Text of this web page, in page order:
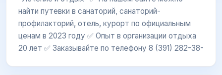
найти путевки в санаторий, санаторий-
профилакторий, отель, курорт по официальным
ценам в 2023 году ✅ Опыт в организации отдыха
20 лет ✅ Заказывайте по телефону 8 (391) 282-38-